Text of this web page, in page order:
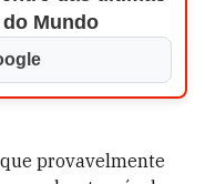
Mundo
provavelmente